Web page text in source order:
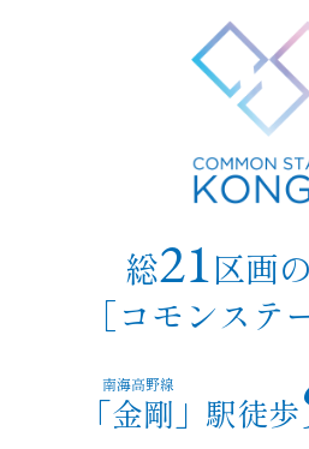
総21区画
［コモンステ
南海高野線
「金剛」駅徒歩